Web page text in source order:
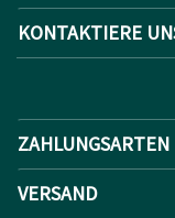
KONTAKTIERE
ZAHLUNGSARTEN
VERSAND